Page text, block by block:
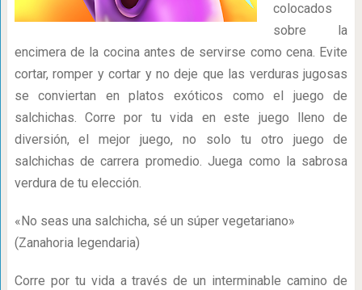
colocados
sobre la
encimera de la cocina antes de servirse como cena. Evite
cortar, romper y cortar y no deje que las verduras jugosas
se conviertan en platos exóticos como el juego de
salchichas. Corre por tu vida en este juego lleno de
diversión, el mejor juego, no solo tu otro juego de
salchichas de carrera promedio. Juega como la sabrosa
verdura de tu elección.
«No seas una salchicha, sé un súper vegetariano»
(Zanahoria legendaria)
Corre por tu vida a través de un interminable camino de